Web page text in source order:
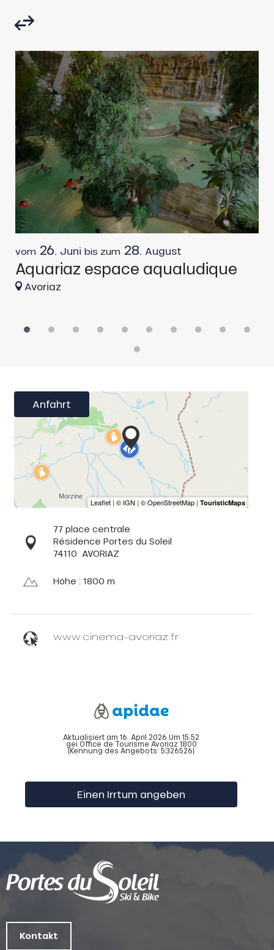
vom 26. Juni bis zum 28. August
Aquariaz espace aqualudique
Avoriaz
Anfahrt
77 place centrale
Résidence Portes du Soleil
74110 AVORIAZ
Höhe : 1800 m
www.cinema-avoriaz.fr
Aktualisiert am 16. April 2026 Um 15:52
gei Office de Tourisme Avoriaz 1800
(Kennung des Angebots: 5326526)
Einen Irrtum angeben
Kontakt